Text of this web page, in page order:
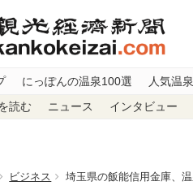
にっぽんの温泉100選 人気温
読む ニュース インタビュー
ビジネス 埼玉県の飯能信用金庫、